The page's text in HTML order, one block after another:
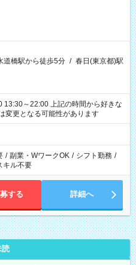
道橋駅から徒歩5分 / 春日(東京都)駅
上記の時間から好きな
変更となる可能性があります
/ 副業・WワークOK / シフト勤務 /
キル不要
する 詳細へ
読